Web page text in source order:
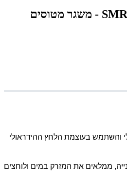
SMRT1163 Smartivity - משגר מטוסים
והשתמש בעוצמת הלחץ ההידראולי
ממלאים את המזרק במים ולוחצים